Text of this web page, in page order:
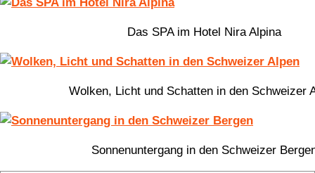
Das SPA im Hotel Nira Alpina
Wolken, Licht und Schatten in den Schweizer
Sonnenuntergang in den Schweizer